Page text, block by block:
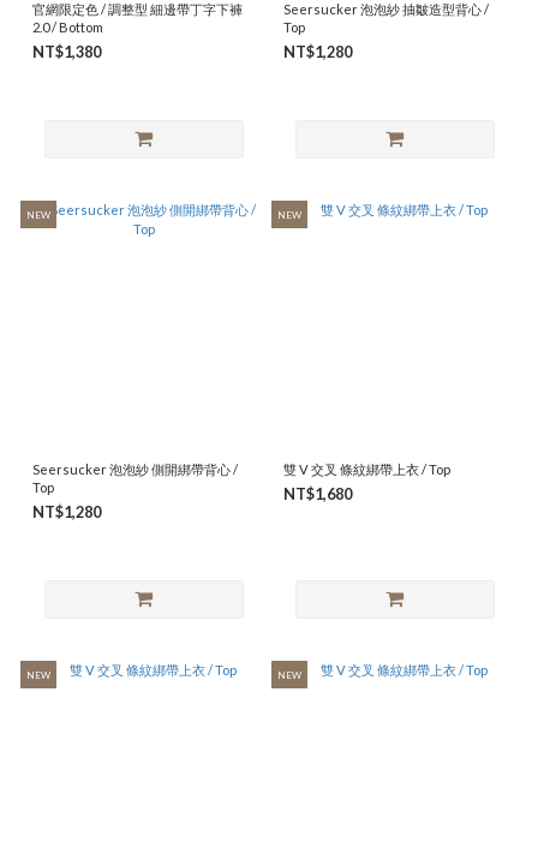
官網限定色 / 調整型 細邊帶丁字下褲
2.0 / Bottom
NT$1,380
Seersucker 泡泡紗 抽皺造型背心 /
Top
NT$1,280
NEW
Seersucker 泡泡紗 側開綁帶背心 /
Top
NT$1,280
NEW
雙 V 交叉 條紋綁帶上衣 / Top
NT$1,680
NEW NEW